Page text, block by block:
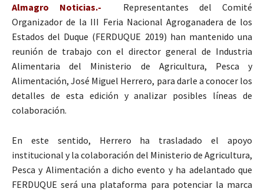
Almagro Noticias.-
Representantes del Comité
Organizador de la III Feria Nacional Agroganadera de los
Estados del Duque (FERDUQUE 2019) han mantenido una
reunión de trabajo con el director general de Industria
Alimentaria del Ministerio de Agricultura, Pesca y
Alimentación, José Miguel Herrero, para darle a conocer los
detalles de esta edición y analizar posibles líneas de
colaboración.
En este sentido, Herrero ha trasladado el apoyo
institucional y la colaboración del Ministerio de Agricultura,
Pesca y Alimentación a dicho evento y ha adelantado que
FERDUQUE será una plataforma para potenciar la marca